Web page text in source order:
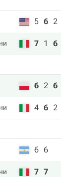
5 6 2
7 1 6
6 2 6
4 6 2
6 6
7 7